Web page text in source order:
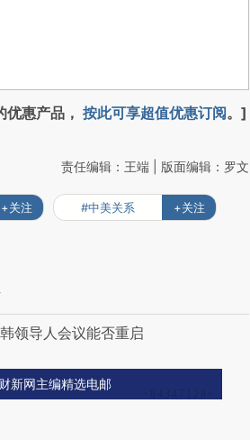
惠产品， 按此可享超值优惠订阅。]
责任编辑：王端 | 版面编辑：罗文
+关注 #中美关系 +关注
领导人会议能否重启
新网主编精选电邮